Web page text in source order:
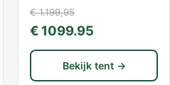
€ 1.199,95
€ 1099.95
Bekijk tent →